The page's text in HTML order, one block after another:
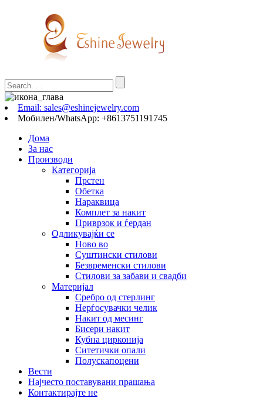
Email: sales@eshinejewelry.com
Мобилен/WhatsApp: +8613751191745
Дома
За нас
Производи
Категорија
Прстен
Обетка
Нараквица
Комплет за накит
Приврзок и ѓердан
Одликувајќи се
Ново во
Суштински стилови
Безвременски стилови
Стилови за забави и свадби
Материјал
Сребро од стерлинг
Нерѓосувачки челик
Накит од месинг
Бисери накит
Кубна цирконија
Ситетички опали
Полускапоцени
Вести
Најчесто поставувани прашања
Контактирајте не